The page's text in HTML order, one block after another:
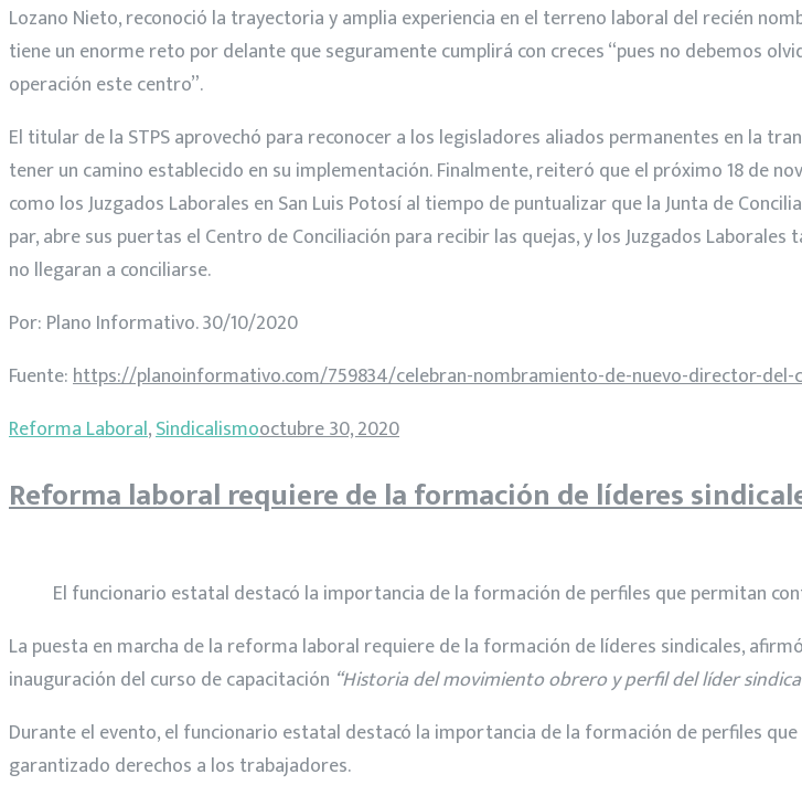
Lozano Nieto, reconoció la trayectoria y amplia experiencia en el terreno laboral del recién
tiene un enorme reto por delante que seguramente cumplirá con creces “pues no debemos
operación este centro”.
El titular de la STPS aprovechó para reconocer a los legisladores aliados permanentes en la
tener un camino establecido en su implementación. Finalmente, reiteró que el próximo 18 de
como los Juzgados Laborales en San Luis Potosí al tiempo de puntualizar que la Junta de
par, abre sus puertas el Centro de Conciliación para recibir las quejas, y los Juzgados
no llegaran a conciliarse.
Por: Plano Informativo. 30/10/2020
Fuente:https://planoinformativo.com/759834/celebran-nombramiento-de-nuevo-director-
Reforma Laboral,Sindicalismooctubre 30, 2020
Reforma laboral requiere de la formación de líderes
El funcionario estatal destacó la importancia de la formación de perfiles que permitan
La puesta en marcha de la reforma laboral requiere de la formación de líderes sindicales,
inauguración del curso de capacitación “Historia del movimiento obrero y perfil del líder
Durante el evento, el funcionario estatal destacó la importancia de la formación de perfiles
garantizado derechos a los trabajadores.